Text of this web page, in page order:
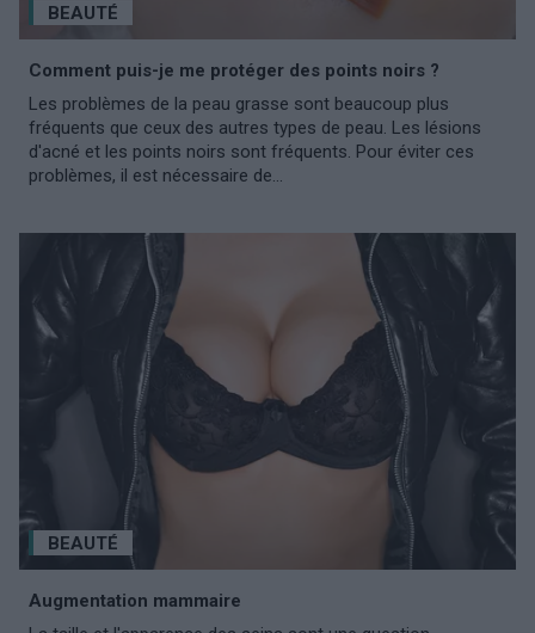
BEAUTÉ
Comment puis-je me protéger des points noirs ?
Les problèmes de la peau grasse sont beaucoup plus
fréquents que ceux des autres types de peau. Les lésions
d'acné et les points noirs sont fréquents. Pour éviter ces
problèmes, il est nécessaire de...
BEAUTÉ
Augmentation mammaire